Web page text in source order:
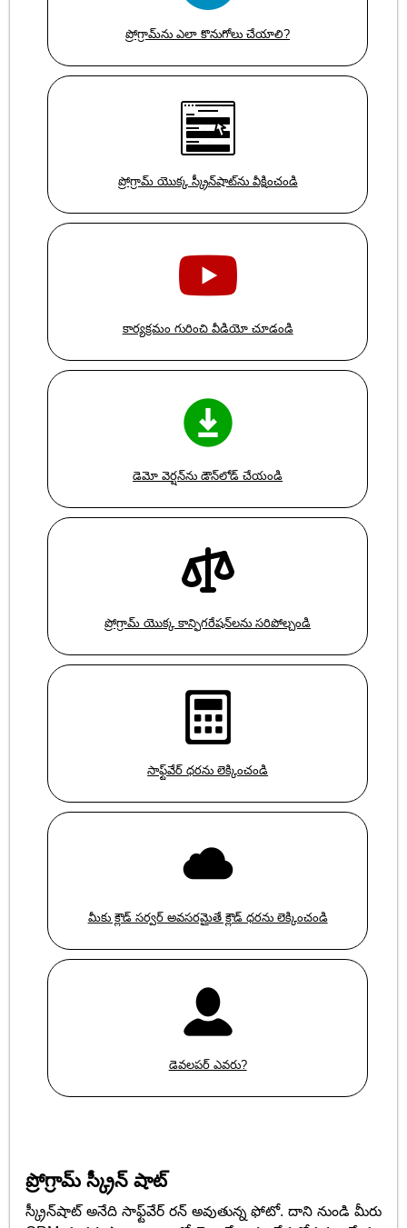
ప్రోగ్రామ్‌ను ఎలా కొనుగోలు చేయాలి?
ప్రోగ్రామ్ యొక్క స్క్రీన్‌షాట్‌ను వీక్షించండి
కార్యక్రమం గురించి వీడియో చూడండి
డెమో వెర్షన్‌ను డౌన్‌లోడ్ చేయండి
ప్రోగ్రామ్ యొక్క కాన్ఫిగరేషన్‌లను సరిపోల్చండి
సాఫ్ట్‌వేర్ ధరను లెక్కించండి
మీకు క్లౌడ్ సర్వర్ అవసరమైతే క్లౌడ్ ధరను లెక్కించండి
డెవలపర్ ఎవరు?
ప్రోగ్రామ్ స్క్రీన్ షాట్
స్క్రీన్‌షాట్ అనేది సాఫ్ట్‌వేర్ రన్ అవుతున్న ఫోటో. దాని నుండి మీరు